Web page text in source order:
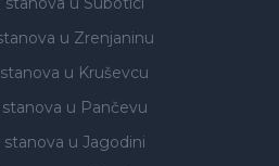
u Zrenjaninu
u Kruševcu
u Pančevu
stanova u Jagodini